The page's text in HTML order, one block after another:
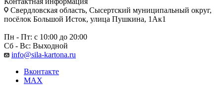
Свердловская область, Сысертский муниципальный округ,
посёлок Большой Исток, улица Пушкина, 1Ак1
Пн - Пт: с 10:00 до 20:00
Сб - Вс: Выходной
info@sila-kartona.ru
Вконтакте
MAX